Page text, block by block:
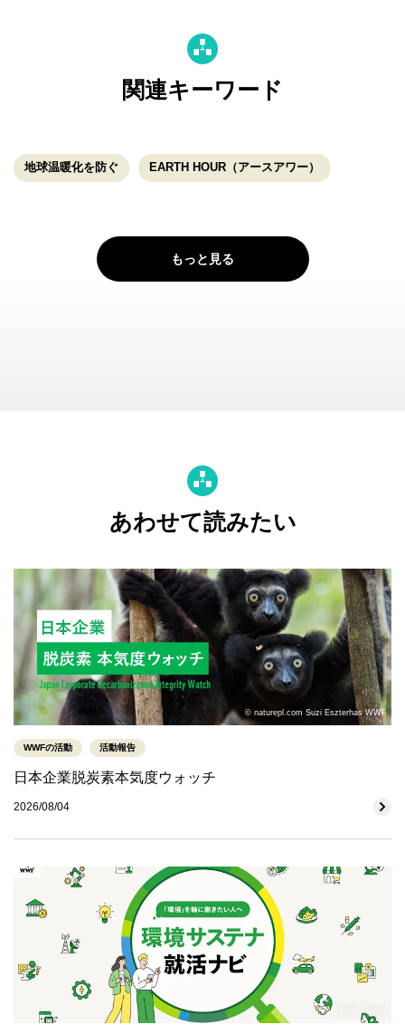
関連キーワード
地球温暖化を防ぐ EARTH HOUR（アースアワー）
もっと見る
あわせて読みたい
© naturepl.com Suzi Eszterhas WWF
WWFの活動 活動報告
日本企業脱炭素本気度ウォッチ
2026/08/04
© WWF-Japan